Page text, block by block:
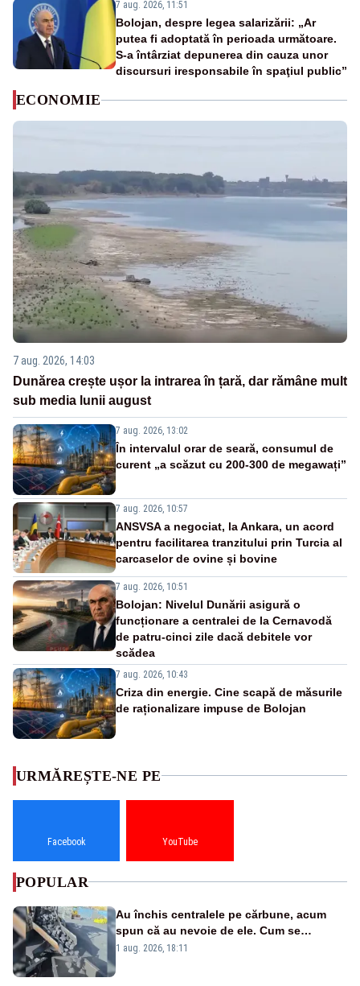
7 aug. 2026, 11:51
Bolojan, despre legea salarizării: „Ar
putea fi adoptată în perioada următoare.
S-a întârziat depunerea din cauza unor
discursuri iresponsabile în spaţiul public”
ECONOMIE
7 aug. 2026, 14:03
Dunărea crește ușor la intrarea în țară, dar rămâne mult
sub media lunii august
7 aug. 2026, 13:02
În intervalul orar de seară, consumul de
curent „a scăzut cu 200-300 de megawați”
7 aug. 2026, 10:57
ANSVSA a negociat, la Ankara, un acord
pentru facilitarea tranzitului prin Turcia al
carcaselor de ovine și bovine
7 aug. 2026, 10:51
Bolojan: Nivelul Dunării asigură o
funcționare a centralei de la Cernavodă
de patru-cinci zile dacă debitele vor
scădea
7 aug. 2026, 10:43
Criza din energie. Cine scapă de măsurile
de raționalizare impuse de Bolojan
URMĂREȘTE-NE PE
Facebook YouTube
POPULAR
Au închis centralele pe cărbune, acum
spun că au nevoie de ele. Cum se
pasează vina în plină criză energetică
1 aug. 2026, 18:11